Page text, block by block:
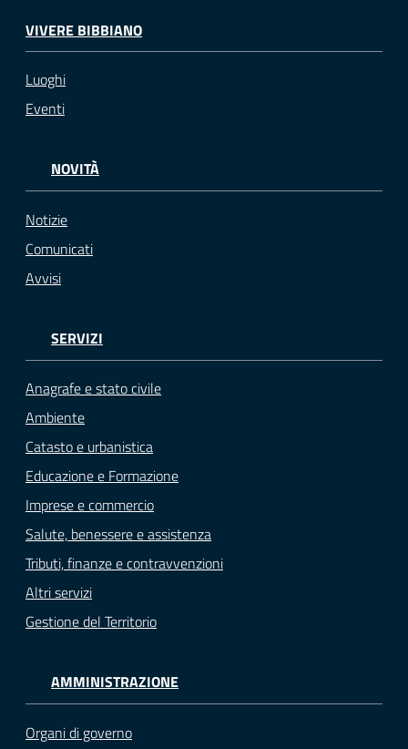
VIVERE BIBBIANO
Luoghi
Eventi
NOVITÀ
Notizie
Comunicati
Avvisi
SERVIZI
Anagrafe e stato civile
Ambiente
Catasto e urbanistica
Educazione e Formazione
Imprese e commercio
Salute, benessere e assistenza
Tributi, finanze e contravvenzioni
Altri servizi
Gestione del Territorio
AMMINISTRAZIONE
Organi di governo